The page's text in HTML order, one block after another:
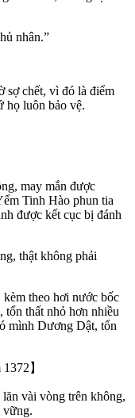
nhân.”
sợ chết, vì đó là điểm
họ luôn bảo vệ.
may mắn được
Tinh Hào phun tia
được kết cục bị đánh
thật không phải
kèm theo hơi nước bốc
tổn thất nhỏ hơn nhiều
mình Dương Dật, tổn
】
vài vòng trên không,
vững.